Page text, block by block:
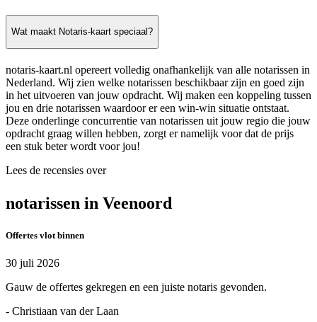
Wat maakt Notaris-kaart speciaal?
notaris-kaart.nl opereert volledig onafhankelijk van alle notarissen in
Nederland. Wij zien welke notarissen beschikbaar zijn en goed zijn
in het uitvoeren van jouw opdracht. Wij maken een koppeling tussen
jou en drie notarissen waardoor er een win-win situatie ontstaat.
Deze onderlinge concurrentie van notarissen uit jouw regio die jouw
opdracht graag willen hebben, zorgt er namelijk voor dat de prijs
een stuk beter wordt voor jou!
Lees de recensies over
notarissen in Veenoord
Offertes vlot binnen
30 juli 2026
Gauw de offertes gekregen en een juiste notaris gevonden.
- Christiaan van der Laan